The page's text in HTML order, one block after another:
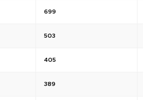
699
503
405
389